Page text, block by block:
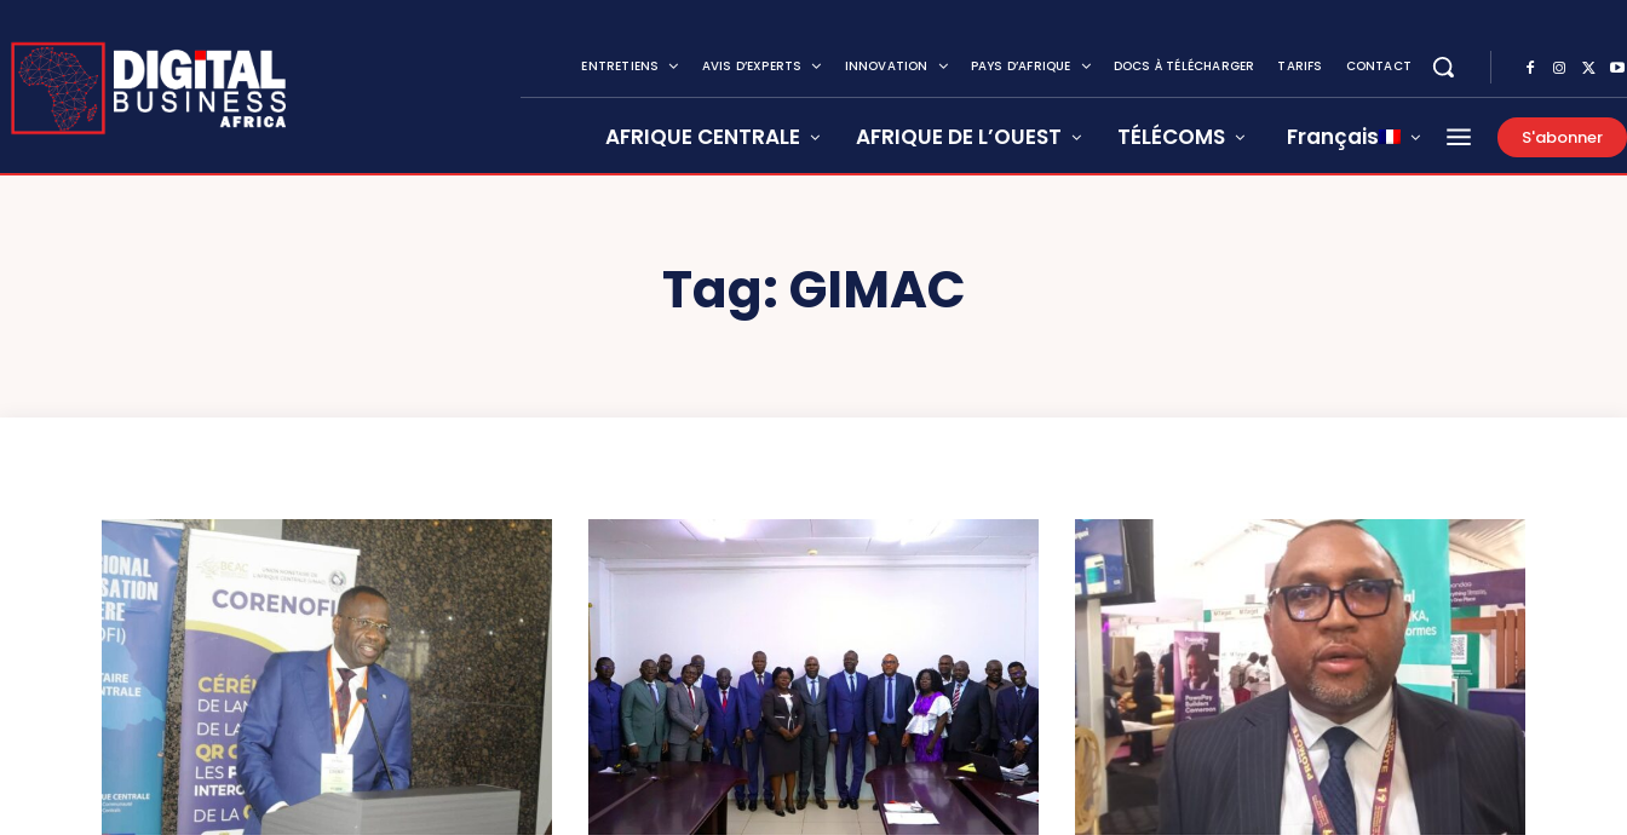
ENTRETIENS AVIS D’EXPERTS INNOVATION PAYS D’AFRIQUE DOCS À TÉLÉCHARGER TARIFS CONTACT
AFRIQUE CENTRALE AFRIQUE DE L’OUEST TÉLÉCOMS Français S'abonner
Tag: GIMAC